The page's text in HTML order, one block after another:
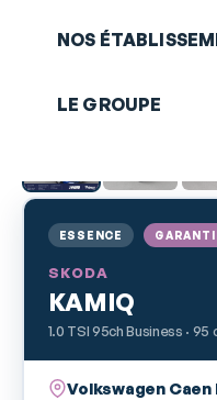
NOS
LE GROUPE
ESSENCE
SKODA
KAMIQ
1.0 TSI 95ch Business · 95
Volkswagen Caen